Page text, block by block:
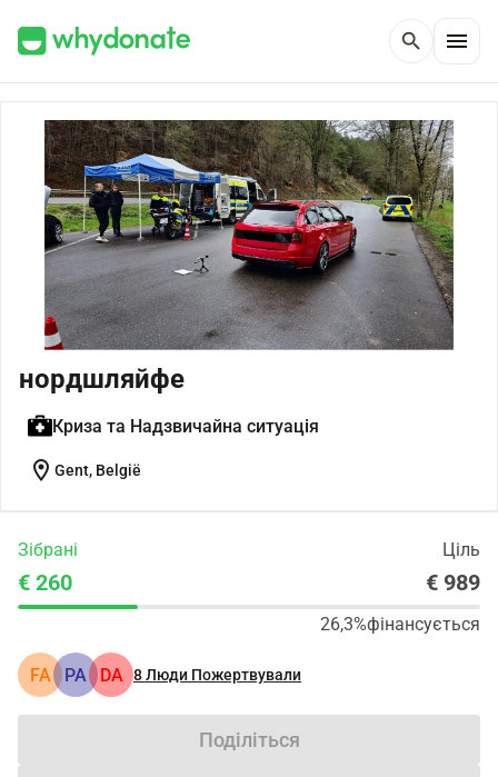
search menu
нордшляйфе
Криза та Надзвичайна ситуація
location_on Gent, België
Зібрані Ціль
€ 260 € 989
26,3%фінансується
FA PA DA 8Люди Пожертвували
Поділіться